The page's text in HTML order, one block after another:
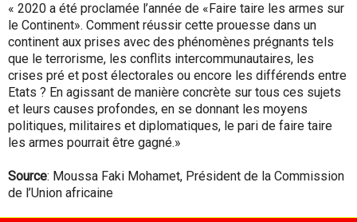
« 2020 a été proclamée l’année de «Faire taire les armes sur
le Continent». Comment réussir cette prouesse dans un
continent aux prises avec des phénomènes prégnants tels
que le terrorisme, les conflits intercommunautaires, les
crises pré et post électorales ou encore les différends entre
Etats ? En agissant de manière concrète sur tous ces sujets
et leurs causes profondes, en se donnant les moyens
politiques, militaires et diplomatiques, le pari de faire taire
les armes pourrait être gagné.»
Source: Moussa Faki Mohamet, Président de la Commission
de l’Union africaine